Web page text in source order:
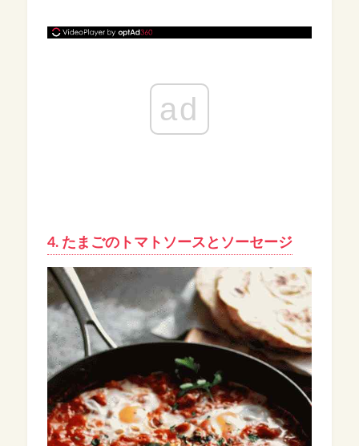
ad
4. たまごのトマトソースとソーセージ